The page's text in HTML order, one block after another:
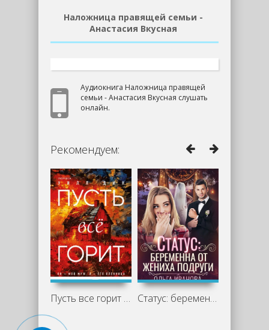
Наложница правящей семьи -
Анастасия Вкусная
Аудиокнига Наложница правящей
семьи - Анастасия Вкусная слушать
онлайн.
Рекомендуем:
Пусть все горит - Уилл Дин Статус: беременна от жениха подруги -